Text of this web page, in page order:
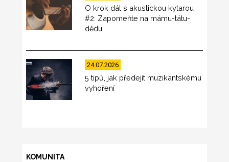
O krok dál s akustickou kytarou
#2: Zapomeňte na mámu-tátu-
dědu
24.07.2026
5 tipů, jak předejít muzikantskému
vyhoření
KOMUNITA